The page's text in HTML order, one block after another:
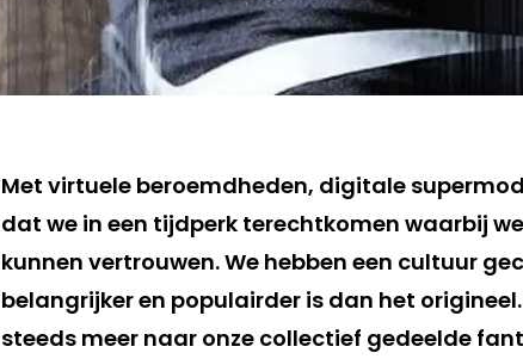
Met virtuele beroemdheden, digitale
dat we in een tijdperk terechtkomen waarbij
kunnen vertrouwen. We hebben een cultuur
belangrijker en populairder is dan het
steeds meer naar onze collectief gedeelde